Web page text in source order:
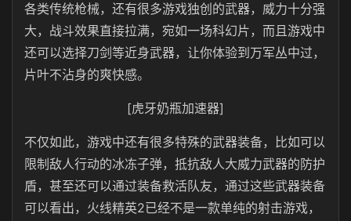
各类传统枪械，还有很多游戏独创的武器，威力十分强
大，战斗效果直接拉满，宛如一场科幻片，而且游戏中
还可以选择刀剑等近身武器，让你体验到万军丛中过，
片叶不沾身的爽快感。
[虎牙奶瓶加速器]
不仅如此，游戏中还有很多特殊的武器装备，比如可以
限制敌人行动的冰冻子弹，抵抗敌人大威力武器的防护
盾，甚至还可以通过装备救活队友，通过这些武器装备
可以看出，火线精英2已经不是一款单纯的射击游戏，